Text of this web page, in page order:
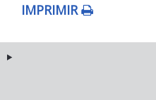
IMPRIMIR